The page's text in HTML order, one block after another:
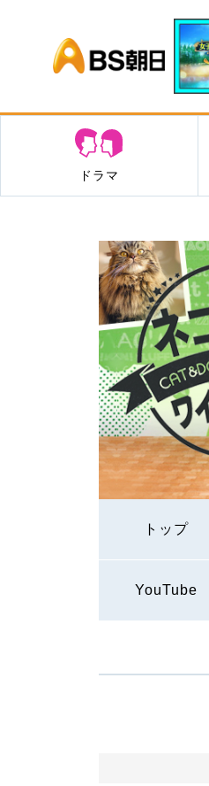
BS朝日
ドラマ
トップ
YouTube